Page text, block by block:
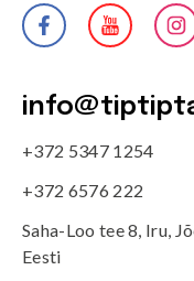
+372 5347 1254
+372 6576 222
Saha-Loo tee 8, Iru,
Eesti